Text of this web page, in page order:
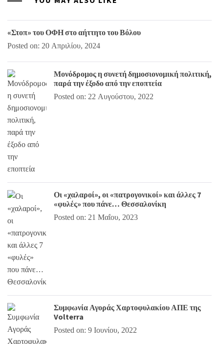
«Στοπ» του ΟΦΗ στο αήττητο του Βόλου
Posted on: 20 Απριλίου, 2024
Μονόδρομος η συνετή δημοσιονομική πολιτική,
παρά την έξοδο από την εποπτεία
Posted on: 22 Αυγούστου, 2022
Οι «χαλαροί», οι «πατρογονικοί» και άλλες 7
«φυλές» που πάνε… Θεσσαλονίκη
Posted on: 21 Μαΐου, 2023
Συμφωνία Αγοράς Χαρτοφυλακίου ΑΠΕ της
Volterra
Posted on: 9 Ιουνίου, 2022